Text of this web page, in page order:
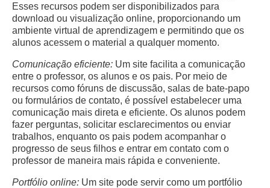
Esses recursos podem ser disponibilizados para
download ou visualização online, proporcionando um
ambiente virtual de aprendizagem e permitindo que os
alunos acessem o material a qualquer momento.
Comunicação eficiente: Um site facilita a comunicação
entre o professor, os alunos e os pais. Por meio de
recursos como fóruns de discussão, salas de bate-papo
ou formulários de contato, é possível estabelecer uma
comunicação mais direta e eficiente. Os alunos podem
fazer perguntas, solicitar esclarecimentos ou enviar
trabalhos, enquanto os pais podem acompanhar o
progresso de seus filhos e entrar em contato com o
professor de maneira mais rápida e conveniente.
Portfólio online: Um site pode servir como um portfólio